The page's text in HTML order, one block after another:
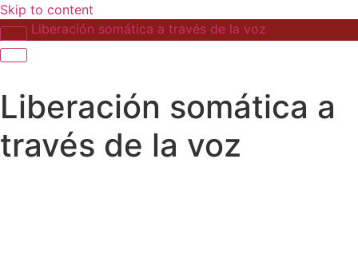
Skip to content
Liberación somática a través de la voz
Liberación somática a
través de la voz